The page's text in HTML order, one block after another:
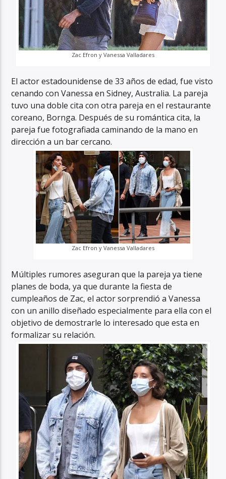
Zac Efron y Vanessa Valladares
El actor estadounidense de 33 años de edad, fue visto
cenando con Vanessa en Sidney, Australia. La pareja
tuvo una doble cita con otra pareja en el restaurante
coreano, Bornga. Después de su romántica cita, la
pareja fue fotografiada caminando de la mano en
dirección a un bar cercano.
Zac Efron y Vanessa Valladares
Múltiples rumores aseguran que la pareja ya tiene
planes de boda, ya que durante la fiesta de
cumpleaños de Zac, el actor sorprendió a Vanessa
con un anillo diseñado especialmente para ella con el
objetivo de demostrarle lo interesado que esta en
formalizar su relación.